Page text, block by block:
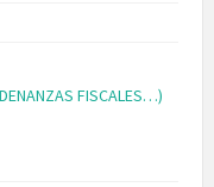
FISCALES…)